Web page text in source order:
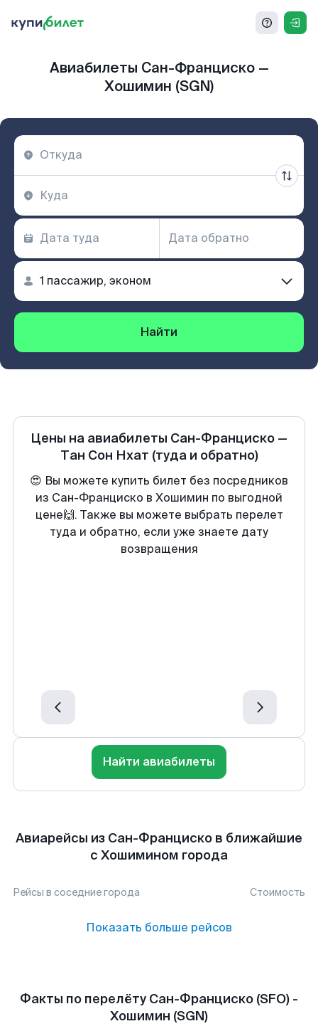
Авиабилеты Сан-Франциско —
Хошимин (SGN)
Найти
Цены на авиабилеты Сан-Франциско —
Тан Сон Нхат (туда и обратно)
😍 Вы можете купить билет без посредников
из Сан-Франциско в Хошимин по выгодной
цене🙌. Также вы можете выбрать перелет
туда и обратно, если уже знаете дату
возвращения
Найти авиабилеты
Авиарейсы из Сан-Франциско в ближайшие
с Хошимином города
Рейсы в соседние города Стоимость
Показать больше рейсов
Факты по перелёту Сан-Франциско (SFO) -
Хошимин (SGN)